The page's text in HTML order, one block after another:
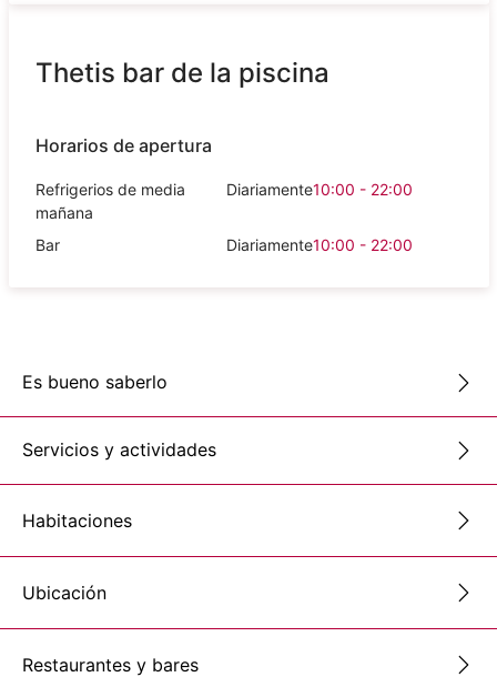
Thetis bar de la piscina
Horarios de apertura
Refrigerios de media
mañana
Diariamente10:00 - 22:00
Bar Diariamente10:00 - 22:00
Es bueno saberlo
Servicios y actividades
Habitaciones
Ubicación
Restaurantes y bares